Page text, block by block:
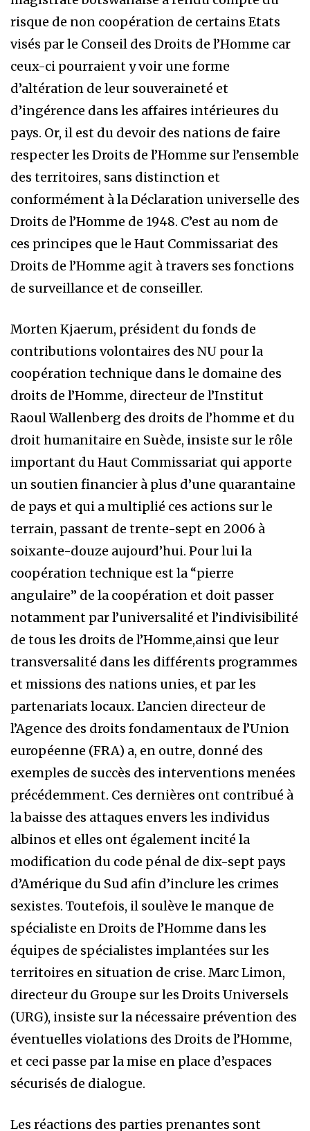
risque de non coopération de certains Etats
visés par le Conseil des Droits de l’Homme car
ceux-ci pourraient y voir une forme
d’altération de leur souveraineté et
d’ingérence dans les affaires intérieures du
pays. Or, il est du devoir des nations de faire
respecter les Droits de l’Homme sur l’ensemble
des territoires, sans distinction et
conformément à la Déclaration universelle des
Droits de l’Homme de 1948. C’est au nom de
ces principes que le Haut Commissariat des
Droits de l’Homme agit à travers ses fonctions
de surveillance et de conseiller.
Morten Kjaerum, président du fonds de
contributions volontaires des NU pour la
coopération technique dans le domaine des
droits de l’Homme, directeur de l’Institut
Raoul Wallenberg des droits de l’homme et du
droit humanitaire en Suède, insiste sur le rôle
important du Haut Commissariat qui apporte
un soutien financier à plus d’une quarantaine
de pays et qui a multiplié ces actions sur le
terrain, passant de trente-sept en 2006 à
soixante-douze aujourd’hui. Pour lui la
coopération technique est la “pierre
angulaire” de la coopération et doit passer
notamment par l’universalité et l’indivisibilité
de tous les droits de l’Homme,ainsi que leur
transversalité dans les différents programmes
et missions des nations unies, et par les
partenariats locaux. L’ancien directeur de
l’Agence des droits fondamentaux de l’Union
européenne (FRA) a, en outre, donné des
exemples de succès des interventions menées
précédemment. Ces dernières ont contribué à
la baisse des attaques envers les individus
albinos et elles ont également incité la
modification du code pénal de dix-sept pays
d’Amérique du Sud afin d’inclure les crimes
sexistes. Toutefois, il soulève le manque de
spécialiste en Droits de l’Homme dans les
équipes de spécialistes implantées sur les
territoires en situation de crise. Marc Limon,
directeur du Groupe sur les Droits Universels
(URG), insiste sur la nécessaire prévention des
éventuelles violations des Droits de l’Homme,
et ceci passe par la mise en place d’espaces
sécurisés de dialogue.
Les réactions des parties prenantes sont